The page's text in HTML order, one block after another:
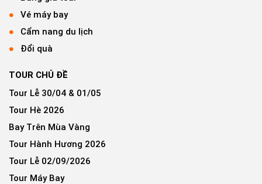
Vé máy bay
Cẩm nang du lịch
Đổi quà
TOUR CHỦ ĐỀ
Tour Lễ 30/04 & 01/05
Tour Hè 2026
Bay Trên Mùa Vàng
Tour Hành Hương 2026
Tour Lễ 02/09/2026
Tour Máy Bay